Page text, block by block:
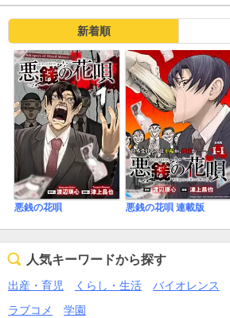
新着順
悪銭の花唄 悪銭の花唄 連載版
人気キーワードから探す
出産・育児 くらし・生活 バイオレンス
ラブコメ
学園